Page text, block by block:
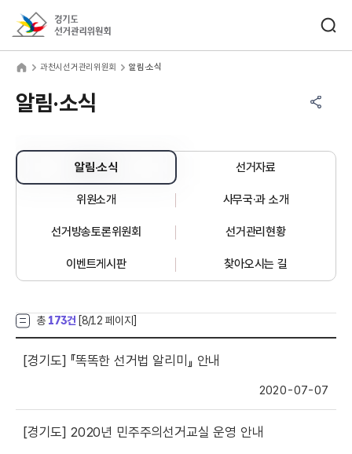
과천시선거관리위원회 알림·소식
알림·소식
알림·소식 선거자료
위원소개 사무국·과 소개
선거방송토론위원회 선거관리현황
이벤트게시판 찾아오시는 길
총 173건 [8/12 페이지]
[경기도] 『똑똑한 선거법 알리미』 안내
2020-07-07
[경기도] 2020년 민주주의선거교실 운영 안내